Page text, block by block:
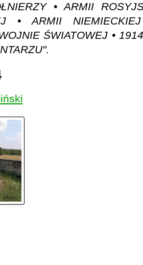
• ARMII
• ARMII
ŚWIATOWEJ •
.